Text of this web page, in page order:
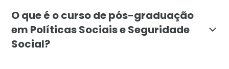
O que é o curso de pós-graduação
em Políticas Sociais e Seguridade
Social?